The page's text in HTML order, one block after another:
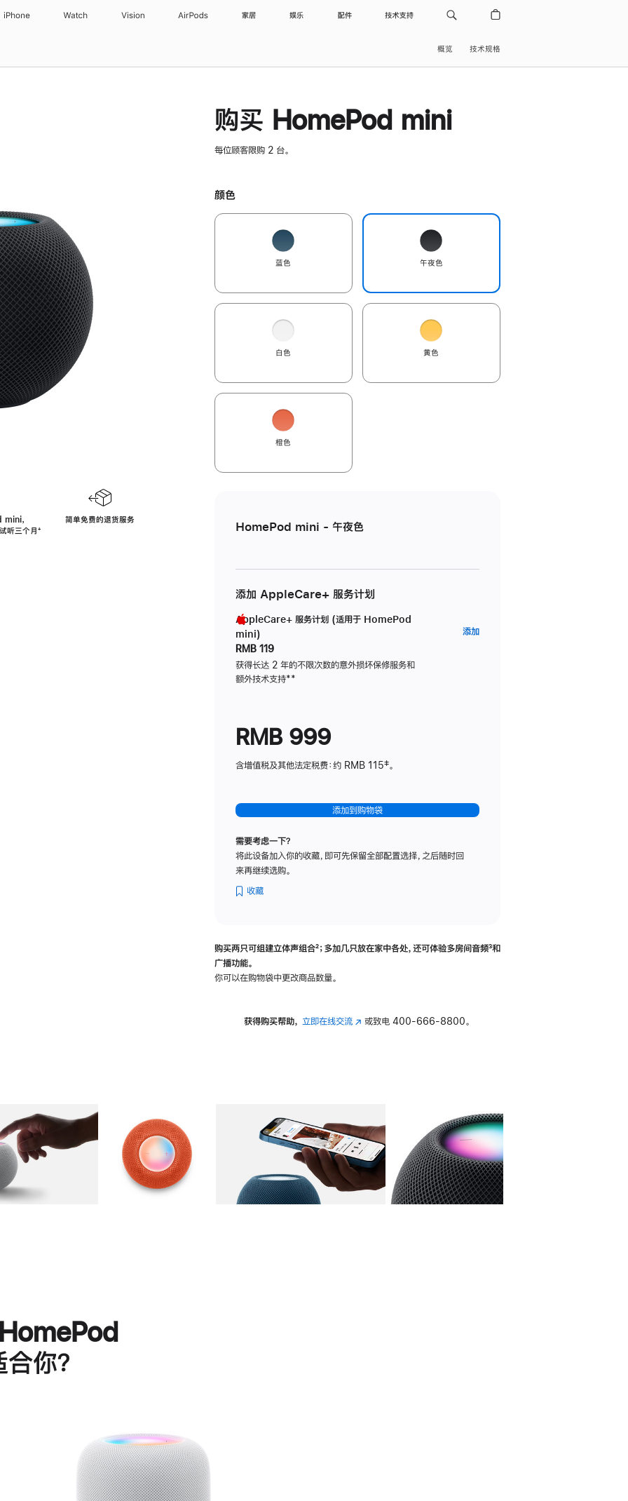
iPhone Watch Vision AirPods 家居 娱乐 配件 技术支持
概览 技术规格
，
听三个月脚
⁺
简单免费的退货服务
购买 HomePod mini
每位顾客限购 2 台。
颜色
蓝色 午夜色
白色 黄色
橙色
HomePod mini - 午夜色
添加 AppleCare+ 服务计划
AppleCare+ 服务计划 (适用于 HomePod
mini)
RMB 119
获得长达 2 年的不限次数的意外损坏保修服务和
额外技术支持脚
**
添加AppleCare+
RMB 999
含增值税及其他法定税费：约 RMB 115‡。
添加到购物袋
需要考虑一下？
将此设备加入你的收藏，即可先保留全部配置选择，之后随时回
来再继续选购。
收藏
购买两只可组建立体声组合脚
²；多加几只放在家中各处，还可体验多‍房‍间音频脚
³和
广播功能。
你可以在购物袋中更改商品数量。
获得购买帮助， 立即在线交流(在 或致电 400-666-8800。
图库 图像 图库 图像 图库 图像 4 图库 图像 5
你？
进
一
步
了
解